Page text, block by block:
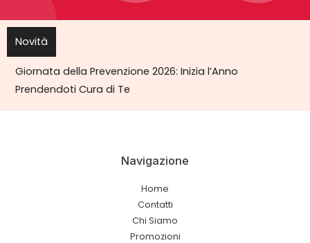
Novità
Giornata della Prevenzione 2026: Inizia l’Anno
Prendendoti Cura di Te
Navigazione
Home
Contatti
Chi Siamo
Promozioni